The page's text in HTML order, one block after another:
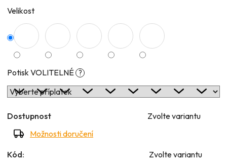
Velikost
Potisk VOLITELNÉ ?
Dostupnost
Zvolte variantu
Možnosti doručení
Kód: Zvolte variantu